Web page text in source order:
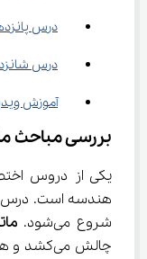
درس
درس
آموزش
بررسی مباحث
یکی از دروس
هندسه است. درس
شروع می‌شود.